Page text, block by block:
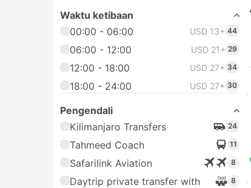
Waktu ketibaan
00:00 - 06:00
USD 13+ 44
06:00 - 12:00 USD 21+ 29
12:00 - 18:00 USD 27+ 34
18:00 - 24:00 USD 27+ 30
Pengendali
Kilimanjaro Transfers
24
Tahmeed Coach 11
Safarilink Aviation 8
Daytrip private transfer with
8